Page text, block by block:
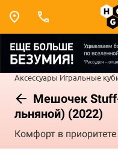
Аксессуары Игральные
Мешочек
льняной) (2022)
Комфорт в приоритете